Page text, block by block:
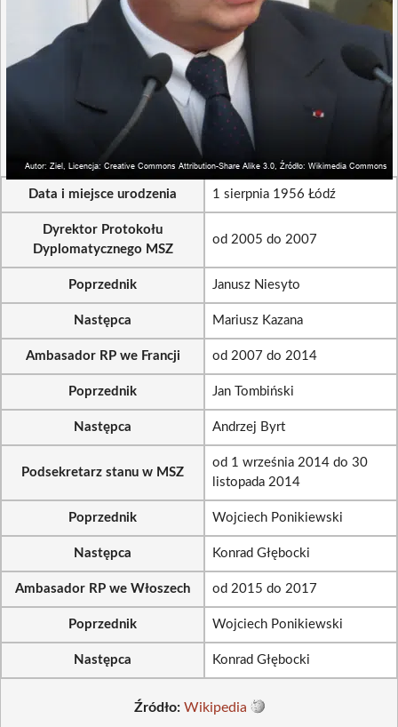
Data i miejsce urodzenia 1 sierpnia 1956 Łódź
Dyrektor Protokołu
Dyplomatycznego MSZ
od 2005 do 2007
Poprzednik Janusz Niesyto
Następca Mariusz Kazana
Ambasador RP we Francji od 2007 do 2014
Poprzednik Jan Tombiński
Następca Andrzej Byrt
Podsekretarz stanu w MSZ
od 1 września 2014 do 30
listopada 2014
Poprzednik Wojciech Ponikiewski
Następca Konrad Głębocki
Ambasador RP we Włoszech od 2015 do 2017
Poprzednik Wojciech Ponikiewski
Następca Konrad Głębocki
Źródło: Wikipedia